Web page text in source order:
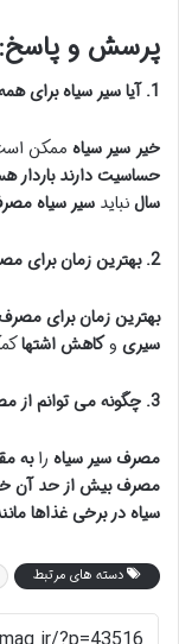
پرسش و پاسخ:
1. آیا سیر سیاه برای همه افراد مناسب است؟
خیر سیر سیاه ممکن
حساسیت دارند باردار
سالنباید سیر سیاه
2. بهترین زمان برای مصرف سیر سیاه چه زمانی است؟
بهترین زمان برای
سیری وکاهش اشتها
3. چگونه می توانم از مصرف بیش از حد سیر سیاه جلوگیری کنم؟
مصرف سیر سیاه رابه
مصرف بیش از حد آن
سیاهدر برخی غذاها
دسته های مرتبط